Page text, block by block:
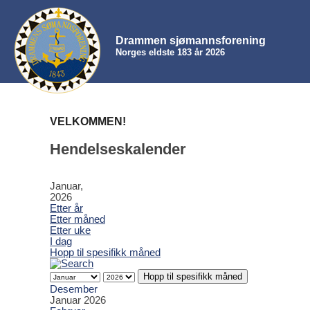
Drammen sjømannsforening
Norges eldste 183 år 2026
VELKOMMEN!
Hendelseskalender
Januar,
2026
Etter år
Etter måned
Etter uke
I dag
Hopp til spesifikk måned
Hopp til spesifikk måned
Desember
Januar 2026